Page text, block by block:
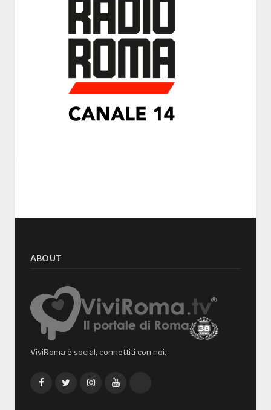
ABOUT
ViviRoma è social, connettiti con noi:
FacebookTwitterInstagramYouTube